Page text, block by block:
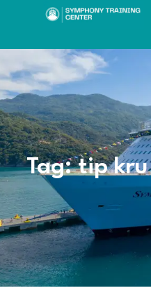
Tag: tip